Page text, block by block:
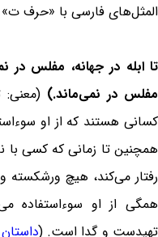
المثل‌های فارسی با «حرف ت»
تا ابله در جهانه، مفلس در
مفلس در نمی‌ماند.) (معنی:
کسانی هستند که از او
همچنین تا زمانی که کسی با
رفتار می‌کند، هیچ ورشکسته
همگی از او سوءاستفاده
تهیدست و گدا است. (